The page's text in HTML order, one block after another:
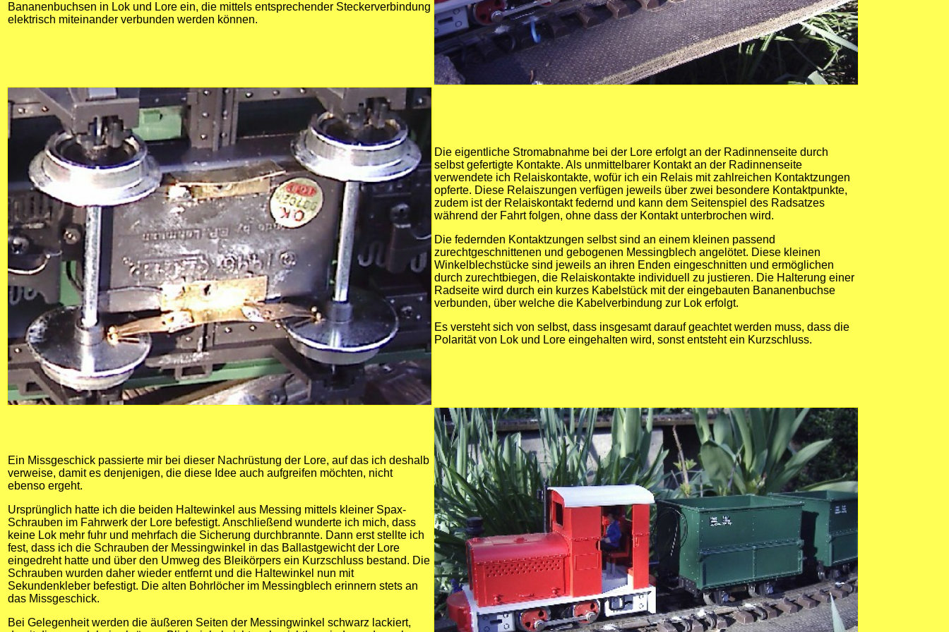
Bananenbuchsen in Lok und Lore ein, die mittels entsprechender Steckerverbindung
elektrisch miteinander verbunden werden können.
Die eigentliche Stromabnahme bei der Lore erfolgt an der Radinnenseite durch
selbst gefertigte Kontakte. Als unmittelbarer Kontakt an der Radinnenseite
verwendete ich Relaiskontakte, wofür ich ein Relais mit zahlreichen Kontaktzungen
opferte. Diese Relaiszungen verfügen jeweils über zwei besondere Kontaktpunkte,
zudem ist der Relaiskontakt federnd und kann dem Seitenspiel des Radsatzes
während der Fahrt folgen, ohne dass der Kontakt unterbrochen wird.
Die federnden Kontaktzungen selbst sind an einem kleinen passend
zurechtgeschnittenen und gebogenen Messingblech angelötet. Diese kleinen
Winkelblechstücke sind jeweils an ihren Enden eingeschnitten und ermöglichen
durch zurechtbiegen, die Relaiskontakte individuell zu justieren. Die Halterung einer
Radseite wird durch ein kurzes Kabelstück mit der eingebauten Bananenbuchse
verbunden, über welche die Kabelverbindung zur Lok erfolgt.
Es versteht sich von selbst, dass insgesamt darauf geachtet werden muss, dass die
Polarität von Lok und Lore eingehalten wird, sonst entsteht ein Kurzschluss.
Ein Missgeschick passierte mir bei dieser Nachrüstung der Lore, auf das ich deshalb
verweise, damit es denjenigen, die diese Idee auch aufgreifen möchten, nicht
ebenso ergeht.
Ursprünglich hatte ich die beiden Haltewinkel aus Messing mittels kleiner Spax-
Schrauben im Fahrwerk der Lore befestigt. Anschließend wunderte ich mich, dass
keine Lok mehr fuhr und mehrfach die Sicherung durchbrannte. Dann erst stellte ich
fest, dass ich die Schrauben der Messingwinkel in das Ballastgewicht der Lore
eingedreht hatte und über den Umweg des Bleikörpers ein Kurzschluss bestand. Die
Schrauben wurden daher wieder entfernt und die Haltewinkel nun mit
Sekundenkleber befestigt. Die alten Bohrlöcher im Messingblech erinnern stets an
das Missgeschick.
Bei Gelegenheit werden die äußeren Seiten der Messingwinkel schwarz lackiert,